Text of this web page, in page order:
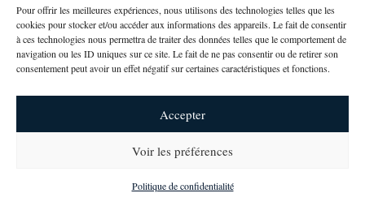
Pour offrir les meilleures expériences, nous utilisons des technologies telles que les
cookies pour stocker et/ou accéder aux informations des appareils. Le fait de consentir
à ces technologies nous permettra de traiter des données telles que le comportement de
navigation ou les ID uniques sur ce site. Le fait de ne pas consentir ou de retirer son
consentement peut avoir un effet négatif sur certaines caractéristiques et fonctions.
Accepter
Voir les préférences
Politique de confidentialité
Sylvie Peyneau
CONFESSIONS
H 66 cm L 52 cm P 2 cm
950,00€
Sylvie Peyneau
EGLISE #13
H 66 cm L 52 cm P 2 cm
950,00 €